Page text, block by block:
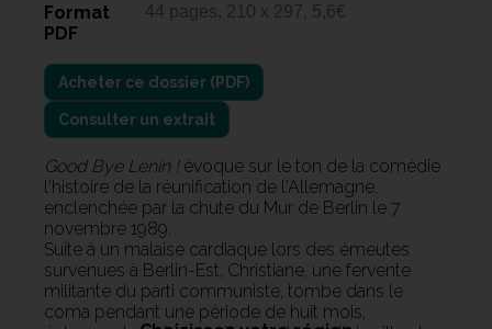
Format
PDF
44 pages, 210 x 297, 5,6€
Consulter un extrait
Good Bye Lenin !évoque sur le ton de la comédie
l'histoire de la réunification de l'Allemagne,
enclenchée par la chute du Mur de Berlin le 7
novembre 1989.
Suite à un malaise cardiaque lors des émeutes
survenues à Berlin-Est, Christiane, une fervente
militante du parti communiste, tombe dans le
coma pendant une période de huit mois,